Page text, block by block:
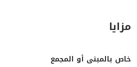
13,250,000
مزايا
خاص بالمبنى أو المجمع